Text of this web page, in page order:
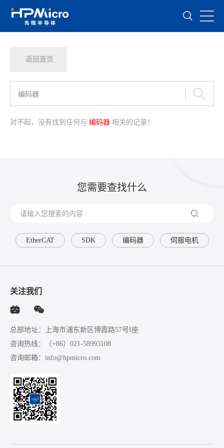
返回首页
对不起，没有找到任何与 编码器 相关的记录！
您需要查找什么
EtherCAT SDK 编码器 伺服电机
关注我们
总部地址：上海市浦东新区博霞路57号I座
咨询热线：
（+86）021-58993108
咨询邮箱： info@hpmicro.com